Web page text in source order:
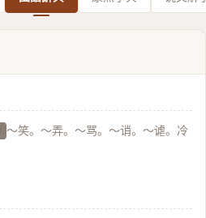
～笑。～弄。～骂。～诮。～谑。冷